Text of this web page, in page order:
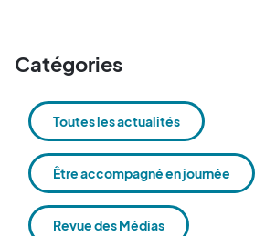
Catégories
Toutes les actualités
Être accompagné en journée
Revue des Médias